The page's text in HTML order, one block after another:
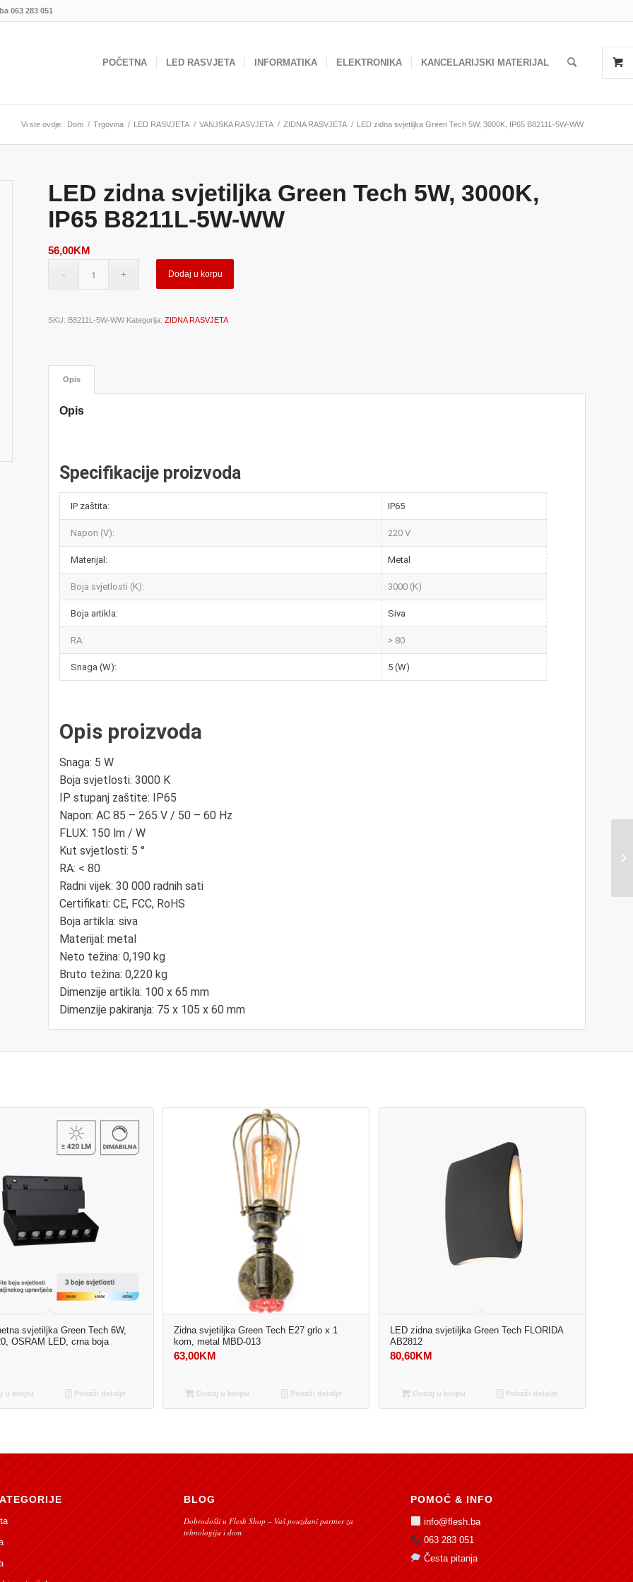
063 283 051
POČETNA LED RASVJETA INFORMATIKA ELEKTRONIKA KANCELARIJSKI MATERIJAL
Vi ste ovdje: Dom / Trgovina / LED RASVJETA / VANJSKA RASVJETA / ZIDNA RASVJETA / LED zidna svjetiljka Green Tech 5W, 3000K, IP65 B8211L-5W-WW
LED zidna svjetiljka Green Tech 5W, 3000K,
IP65 B8211L-5W-WW
56,00KM
Dodaj u korpu
SKU: B8211L-5W-WW Kategorija:ZIDNA RASVJETA
Opis
Opis
Specifikacije proizvoda
IP zaštita: IP65
Napon (V): 220 V
Materijal: Metal
Boja svjetlosti (K): 3000 (K)
Boja artikla: Siva
RA: > 80
Snaga (W): 5 (W)
Opis proizvoda
Snaga: 5 W
Boja svjetlosti: 3000 K
IP stupanj zaštite: IP65
Napon: AC 85 – 265 V / 50 – 60 Hz
FLUX: 150 lm / W
Kut svjetlosti: 5 °
RA: < 80
Radni vijek: 30 000 radnih sati
Certifikati: CE, FCC, RoHS
Boja artikla: siva
Materijal: metal
Neto težina: 0,190 kg
Bruto težina: 0,220 kg
Dimenzije artikla: 100 x 65 mm
Dimenzije pakiranja: 75 x 105 x 60 mm
svjetiljka Green Tech 6W,
OSRAM LED, crna boja
u korpu Pokaži detalje
Zidna svjetiljka Green Tech E27 grlo x 1
kom, metal MBD-013
63,00KM
Dodaj u korpu Pokaži detalje
LED zidna svjetiljka Green Tech FLORIDA
AB2812
80,60KM
Dodaj u korpu Pokaži detalje
BLOG
Dobrodošli u Flesh Shop – Vaš pouzdani partner za
tehnologiju i dom
POMOĆ & INFO
info@flesh.ba
063 283 051
Česta pitanja